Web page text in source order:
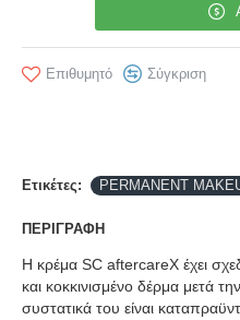
Επιθυμητό Σύγκριση
Ετικέτες: PERMANENT
ΠΕΡΙΓΡΑΦΉ
Η κρέμα SC aftercareX έχει
και κοκκινισμένο δέρμα μετά
συστατικά του είναι